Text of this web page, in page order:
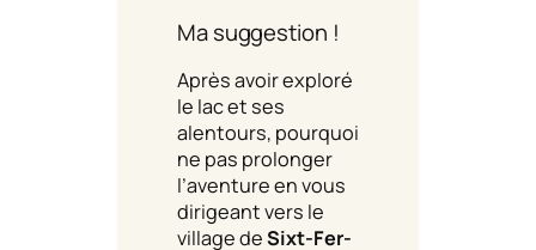
Ma suggestion !
Après avoir exploré
le lac et ses
alentours, pourquoi
ne pas prolonger
l’aventure en vous
dirigeant vers le
village deSixt-Fer-